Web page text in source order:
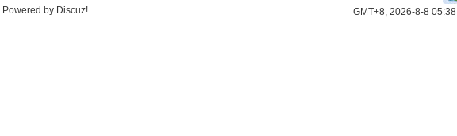
GMT+8, 2026-8-8 05:38
Powered by Discuz!